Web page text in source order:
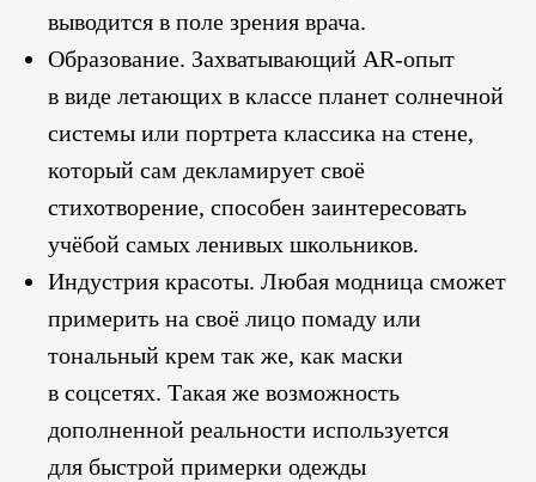
выводится в поле зрения врача.
Образование. Захватывающий AR-опыт
в виде летающих в классе планет солнечной
системы или портрета классика на стене,
который сам декламирует своё
стихотворение, способен заинтересовать
учёбой самых ленивых школьников.
Индустрия красоты. Любая модница сможет
примерить на своё лицо помаду или
тональный крем так же, как маски
в соцсетях. Такая же возможность
дополненной реальности используется
для быстрой примерки одежды